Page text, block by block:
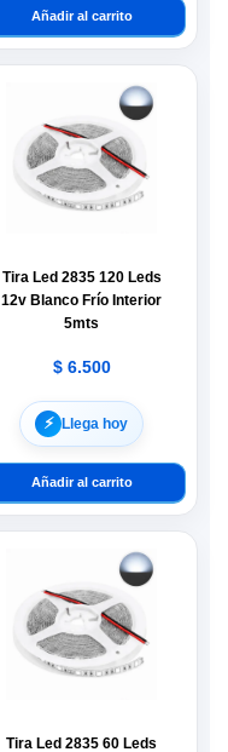
Añadir al carrito
Tira Led 2835 120 Leds
12v Blanco Frío Interior
5mts
$6.500
⚡︎ Llega hoy
Añadir al carrito
Tira Led 2835 60 Leds